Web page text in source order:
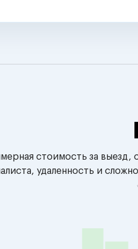
стоимость за
удаленность и